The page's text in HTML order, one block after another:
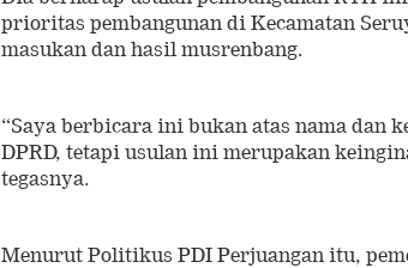
prioritas pembangunan di Kecamatan
masukan dan hasil musrenbang.
“Saya berbicara ini bukan atas nama dan
DPRD, tetapi usulan ini merupakan
tegasnya.
Menurut Politikus PDI Perjuangan itu,